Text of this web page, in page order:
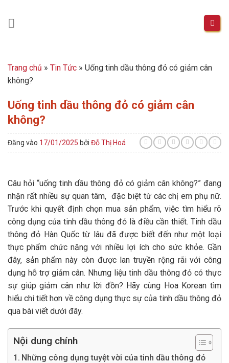
content
Trang chủ » Tin Tức » Uống tinh dầu thông đỏ có giảm cân
không?
Uống tinh dầu thông đỏ có giảm cân
không?
Đăng vào 17/01/2025 bởi Đỗ Thị Hoá
Câu hỏi “uống tinh dầu thông đỏ có giảm cân không?” đang
nhận rất nhiều sự quan tâm, đặc biệt từ các chị em phụ nữ.
Trước khi quyết định chọn mua sản phẩm, việc tìm hiểu rõ
công dụng của tinh dầu thông đỏ là điều cần thiết. Tinh dầu
thông đỏ Hàn Quốc từ lâu đã được biết đến như một loại
thực phẩm chức năng với nhiều lợi ích cho sức khỏe. Gần
đây, sản phẩm này còn được lan truyền rộng rãi với công
dụng hỗ trợ giảm cân. Nhưng liệu tinh dầu thông đỏ có thực
sự giúp giảm cân như lời đồn? Hãy cùng Hoa Korean tìm
hiểu chi tiết hơn về công dụng thực sự của tinh dầu thông đỏ
qua bài viết dưới đây.
Nội dung chính
Những công dụng tuyệt vời của tinh dầu thông đỏ